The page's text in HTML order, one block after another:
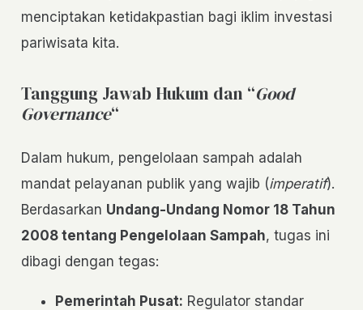
menciptakan ketidakpastian bagi iklim investasi
pariwisata kita.
Tanggung Jawab Hukum dan “Good
Governance“
Dalam hukum, pengelolaan sampah adalah
mandat pelayanan publik yang wajib (imperatif).
Berdasarkan Undang-Undang Nomor 18 Tahun
2008 tentang Pengelolaan Sampah, tugas ini
dibagi dengan tegas:
Pemerintah Pusat: Regulator standar